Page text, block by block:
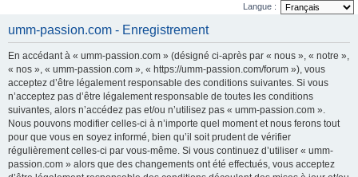
Langue :
umm-passion.com - Enregistrement
En accédant à « umm-passion.com » (désigné ci-après par « nous », « notre »,
« nos », « umm-passion.com », « https://umm-passion.com/forum »), vous
acceptez d’être légalement responsable des conditions suivantes. Si vous
n’acceptez pas d’être légalement responsable de toutes les conditions
suivantes, alors n’accédez pas et/ou n’utilisez pas « umm-passion.com ».
Nous pouvons modifier celles-ci à n’importe quel moment et nous ferons tout
pour que vous en soyez informé, bien qu’il soit prudent de vérifier
régulièrement celles-ci par vous-même. Si vous continuez d’utiliser « umm-
passion.com » alors que des changements ont été effectués, vous acceptez